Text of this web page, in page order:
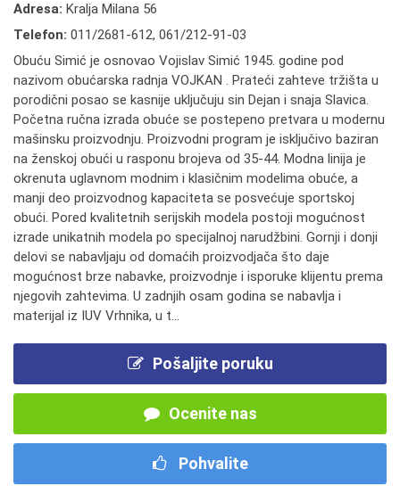
Adresa: Kralja Milana 56
Telefon: 011/2681-612, 061/212-91-03
Obuću Simić je osnovao Vojislav Simić 1945. godine pod
nazivom obućarska radnja VOJKAN . Prateći zahteve tržišta u
porodični posao se kasnije uključuju sin Dejan i snaja Slavica.
Početna ručna izrada obuće se postepeno pretvara u modernu
mašinsku proizvodnju. Proizvodni program je isključivo baziran
na ženskoj obući u rasponu brojeva od 35-44. Modna linija je
okrenuta uglavnom modnim i klasičnim modelima obuće, a
manji deo proizvodnog kapaciteta se posvećuje sportskoj
obući. Pored kvalitetnih serijskih modela postoji mogućnost
izrade unikatnih modela po specijalnoj narudžbini. Gornji i donji
delovi se nabavljaju od domaćih proizvodjača što daje
mogućnost brze nabavke, proizvodnje i isporuke klijentu prema
njegovih zahtevima. U zadnjih osam godina se nabavlja i
materijal iz IUV Vrhnika, u t...
Pošaljite poruku
Ocenite nas
Pohvalite